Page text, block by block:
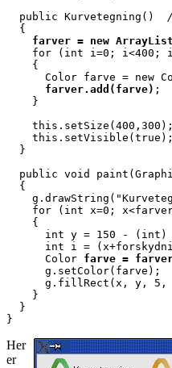
  public Kurvetegning()
  {
farver = new
for (int i=0; i<400;
    {
Color farve = new
farver.add(farve) ;
    }
  }
public void
  {
for (int x=0;
    {
int y = 150 - (int)
int i =
      Color
farve =
      g.setColor(farve);
g.fillRect(x, y, 5,
    }
  }
}
Her
er